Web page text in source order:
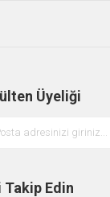
Üyeliği
Takip Edin